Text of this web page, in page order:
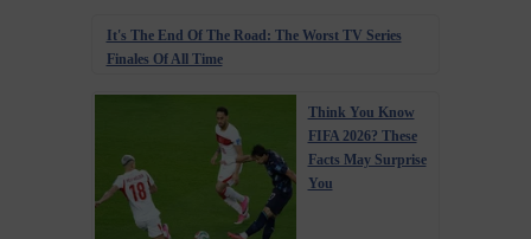
It's The End Of The Road: The Worst TV Series
Finales Of All Time
Think You Know
FIFA 2026? These
Facts May Surprise
You